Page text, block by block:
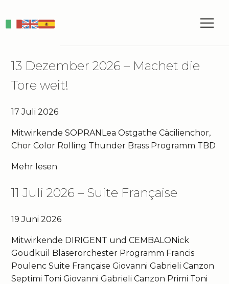
EN ES
13 Dezember 2026 – Machet die
Tore weit!
17 Juli 2026
Mitwirkende SOPRANLea Ostgathe Cäcilienchor,
Chor Color Rolling Thunder Brass Programm TBD
Mehr lesen
11 Juli 2026 – Suite Française
19 Juni 2026
Mitwirkende DIRIGENT und CEMBALONick
Goudkuil Bläserorchester Programm Francis
Poulenc Suite Française Giovanni Gabrieli Canzon
Septimi Toni Giovanni Gabrieli Canzon Primi Toni